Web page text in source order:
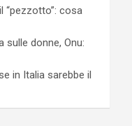
“pezzotto”: cosa
sulle donne, Onu:
in Italia sarebbe il